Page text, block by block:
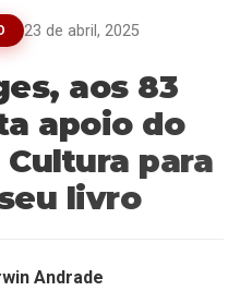
23 de abril, 2025
aos 83
apoio do
para
livro
Andrade